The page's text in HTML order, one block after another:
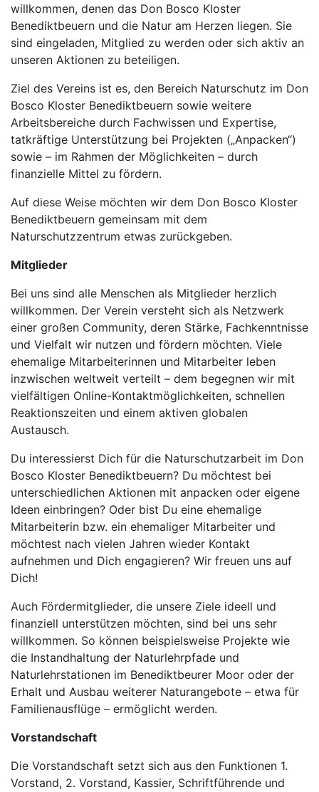
willkommen, denen das Don Bosco Kloster
Benediktbeuern und die Natur am Herzen liegen. Sie
sind eingeladen, Mitglied zu werden oder sich aktiv an
unseren Aktionen zu beteiligen.
Ziel des Vereins ist es, den Bereich Naturschutz im Don
Bosco Kloster Benediktbeuern sowie weitere
Arbeitsbereiche durch Fachwissen und Expertise,
tatkräftige Unterstützung bei Projekten („Anpacken“)
sowie – im Rahmen der Möglichkeiten – durch
finanzielle Mittel zu fördern.
Auf diese Weise möchten wir dem Don Bosco Kloster
Benediktbeuern gemeinsam mit dem
Naturschutzzentrum etwas zurückgeben.
Mitglieder
Bei uns sind alle Menschen als Mitglieder herzlich
willkommen. Der Verein versteht sich als Netzwerk
einer großen Community, deren Stärke, Fachkenntnisse
und Vielfalt wir nutzen und fördern möchten. Viele
ehemalige Mitarbeiterinnen und Mitarbeiter leben
inzwischen weltweit verteilt – dem begegnen wir mit
vielfältigen Online-Kontaktmöglichkeiten, schnellen
Reaktionszeiten und einem aktiven globalen
Austausch.
Du interessierst Dich für die Naturschutzarbeit im Don
Bosco Kloster Benediktbeuern? Du möchtest bei
unterschiedlichen Aktionen mit anpacken oder eigene
Ideen einbringen? Oder bist Du eine ehemalige
Mitarbeiterin bzw. ein ehemaliger Mitarbeiter und
möchtest nach vielen Jahren wieder Kontakt
aufnehmen und Dich engagieren? Wir freuen uns auf
Dich!
Auch Fördermitglieder, die unsere Ziele ideell und
finanziell unterstützen möchten, sind bei uns sehr
willkommen. So können beispielsweise Projekte wie
die Instandhaltung der Naturlehrpfade und
Naturlehrstationen im Benediktbeurer Moor oder der
Erhalt und Ausbau weiterer Naturangebote – etwa für
Familienausflüge – ermöglicht werden.
Vorstandschaft
Die Vorstandschaft setzt sich aus den Funktionen 1.
Vorstand, 2. Vorstand, Kassier, Schriftführende und